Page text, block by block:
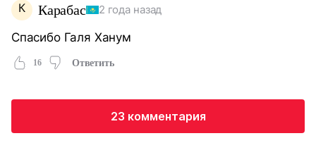
К Карабас 2 года назад
Спасибо Галя Ханум
16 Ответить
23 комментария